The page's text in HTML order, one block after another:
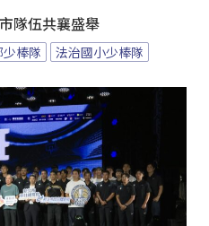
隊伍共襄盛舉
少棒隊 法治國小少棒隊